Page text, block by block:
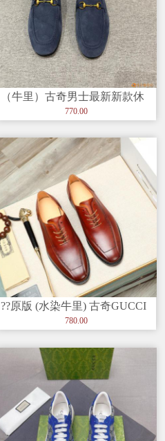
（牛里）古奇男士最新新款休
闲鞋！绝对的奢华打造，进口
770.00
??原版 (水染牛里) 古奇GUCCI
官网款正装鞋? 意大
780.00